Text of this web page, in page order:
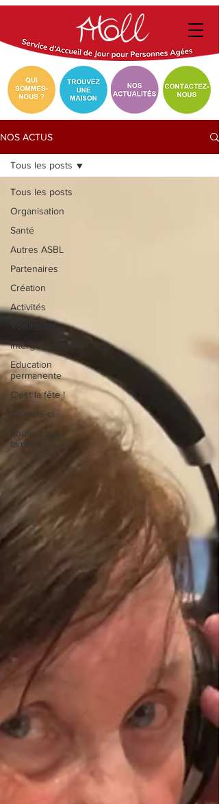
NOS ACTUS
Tous les posts
Organisation
Santé
Autres ASBL
Partenaires
Création
Activités
Intergénérationnel
Education
permanente
C'est la fête !
Ce mois-ci
Soutien aux
familles
Tous les posts